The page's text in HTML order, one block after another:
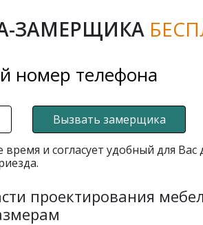
ЗАМЕРЩИКА
номер телефона
Вызвать замерщика
и согласует удобный для Вас
проектирования